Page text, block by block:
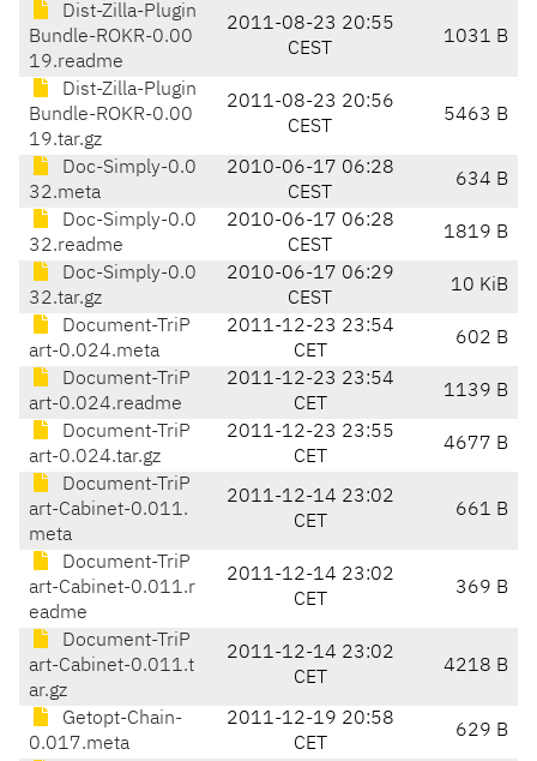
Dist-Zilla-Plugin
Bundle-ROKR-0.00
19.readme
2011-08-23 20:55
CEST
1031 B
Dist-Zilla-Plugin
Bundle-ROKR-0.00
19.tar.gz
2011-08-23 20:56
CEST
5463 B
Doc-Simply-0.0
32.meta
2010-06-17 06:28
CEST
634 B
Doc-Simply-0.0
32.readme
2010-06-17 06:28
CEST
1819 B
Doc-Simply-0.0
32.tar.gz
2010-06-17 06:29
CEST
10 KiB
Document-TriP
art-0.024.meta
2011-12-23 23:54
CET
602 B
Document-TriP
art-0.024.readme
2011-12-23 23:54
CET
1139 B
Document-TriP
art-0.024.tar.gz
2011-12-23 23:55
CET
4677 B
Document-TriP
art-Cabinet-0.011.
meta
2011-12-14 23:02
CET
661 B
Document-TriP
art-Cabinet-0.011.r
eadme
2011-12-14 23:02
CET
369 B
Document-TriP
art-Cabinet-0.011.t
ar.gz
2011-12-14 23:02
CET
4218 B
Getopt-Chain-
0.017.meta
2011-12-19 20:58
CET
629 B